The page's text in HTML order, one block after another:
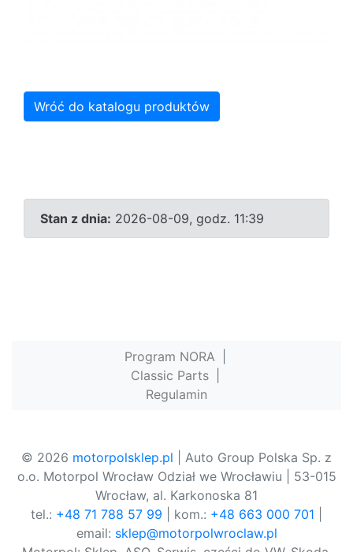
Wróć do katalogu produktów
Stan z dnia: 2026-08-09, godz. 11:39
Program NORA
Classic Parts
Regulamin
© 2026 motorpolsklep.pl | Auto Group Polska Sp. z
o.o. Motorpol Wrocław Odział we Wrocławiu | 53-015
Wrocław, al. Karkonoska 81
tel.: +48 71 788 57 99 | kom.: +48 663 000 701
email: sklep@motorpolwroclaw.pl